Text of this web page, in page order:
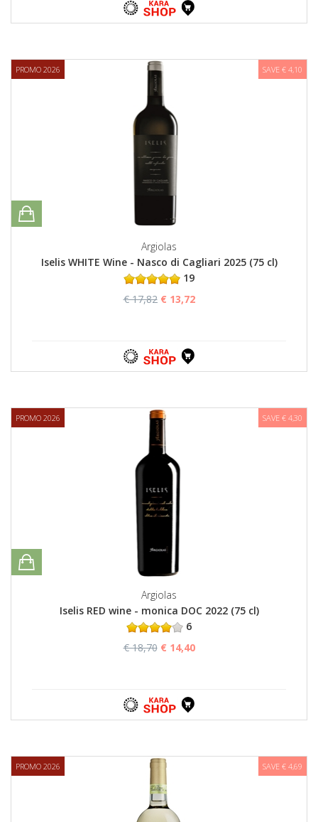
PROMO 2026 SAVE € 4,10
Argiolas
Iselis WHITE Wine - Nasco di Cagliari 2025 (75 cl)
19
€ 17,82 € 13,72
PROMO 2026 SAVE € 4,30
Argiolas
Iselis RED wine - monica DOC 2022 (75 cl)
6
€ 18,70 € 14,40
PROMO 2026 SAVE € 4,69